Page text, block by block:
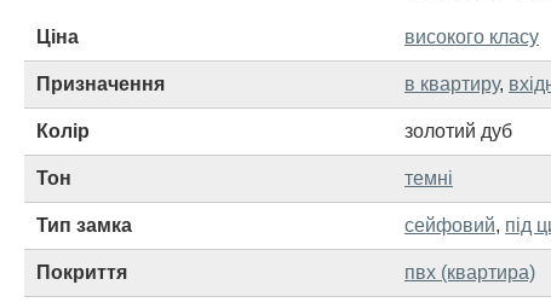
Ціна високого класу
Призначення в квартиру,
Колір золотий дуб
Тон темні
Тип замка сейфовий, під
Покриття пвх (квартира)